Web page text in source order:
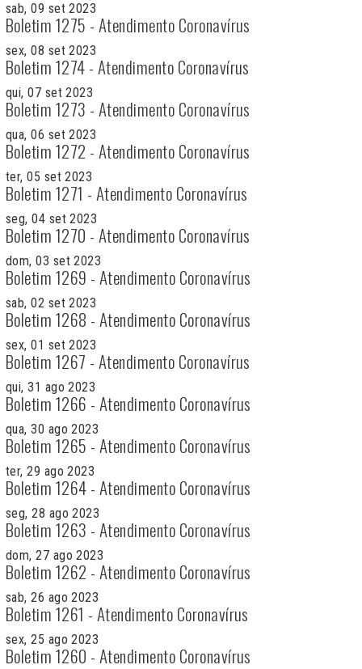
sab, 09 set 2023
Boletim 1275 - Atendimento Coronavírus
sex, 08 set 2023
Boletim 1274 - Atendimento Coronavírus
qui, 07 set 2023
Boletim 1273 - Atendimento Coronavírus
qua, 06 set 2023
Boletim 1272 - Atendimento Coronavírus
ter, 05 set 2023
Boletim 1271 - Atendimento Coronavírus
seg, 04 set 2023
Boletim 1270 - Atendimento Coronavírus
dom, 03 set 2023
Boletim 1269 - Atendimento Coronavírus
sab, 02 set 2023
Boletim 1268 - Atendimento Coronavírus
sex, 01 set 2023
Boletim 1267 - Atendimento Coronavírus
qui, 31 ago 2023
Boletim 1266 - Atendimento Coronavírus
qua, 30 ago 2023
Boletim 1265 - Atendimento Coronavírus
ter, 29 ago 2023
Boletim 1264 - Atendimento Coronavírus
seg, 28 ago 2023
Boletim 1263 - Atendimento Coronavírus
dom, 27 ago 2023
Boletim 1262 - Atendimento Coronavírus
sab, 26 ago 2023
Boletim 1261 - Atendimento Coronavírus
sex, 25 ago 2023
Boletim 1260 - Atendimento Coronavírus